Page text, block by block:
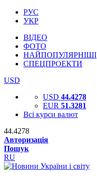
РУС
УКР
ВІДЕО
ФОТО
НАЙПОПУЛЯРНІШІ
СПЕЦПРОЕКТИ
USD
USD 44.4278
EUR 51.3281
Всі курси валют
44.4278
Авторизація
Пошук
RU